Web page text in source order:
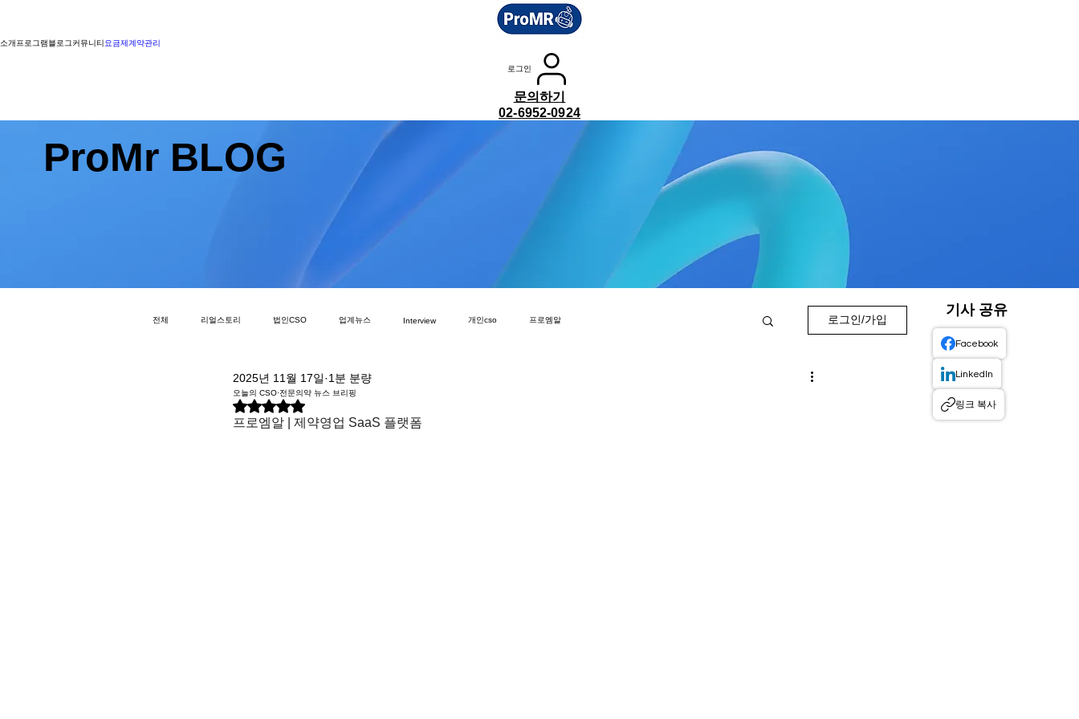
소개프로그램블로그커뮤니티요금제계약관리
로그인
문의하기
02-6952-0924
ProMr BLOG
전체 리얼스토리 법인CSO 업계뉴스 Interview 개인cso 프로엠알 로그인/가입
오늘의 CSO·전문의약 뉴스 브리핑
2025년 11월 17일 1분 분량
별점 5점 중 NaN점을 주었습니다.
프로엠알 | 제약영업 SaaS 플랫폼
Facebook
LinkedIn
링크 복사
기사 공유